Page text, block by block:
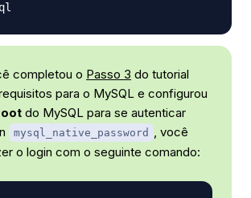
completou o Passo 3 do tutorial
para o MySQL e configurou
do MySQL para se autenticar
mysql_native_password , você
o login com o seguinte comando: